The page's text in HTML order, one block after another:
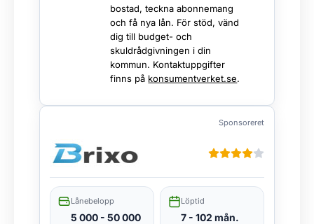
bostad, teckna abonnemang
och få nya lån. För stöd, vänd
dig till budget- och
skuldrådgivningen i din
kommun. Kontaktuppgifter
finns på konsumentverket.se.
Sponsoreret
Lånebelopp
5 000 - 50 000
Löptid
7 - 102 mån.